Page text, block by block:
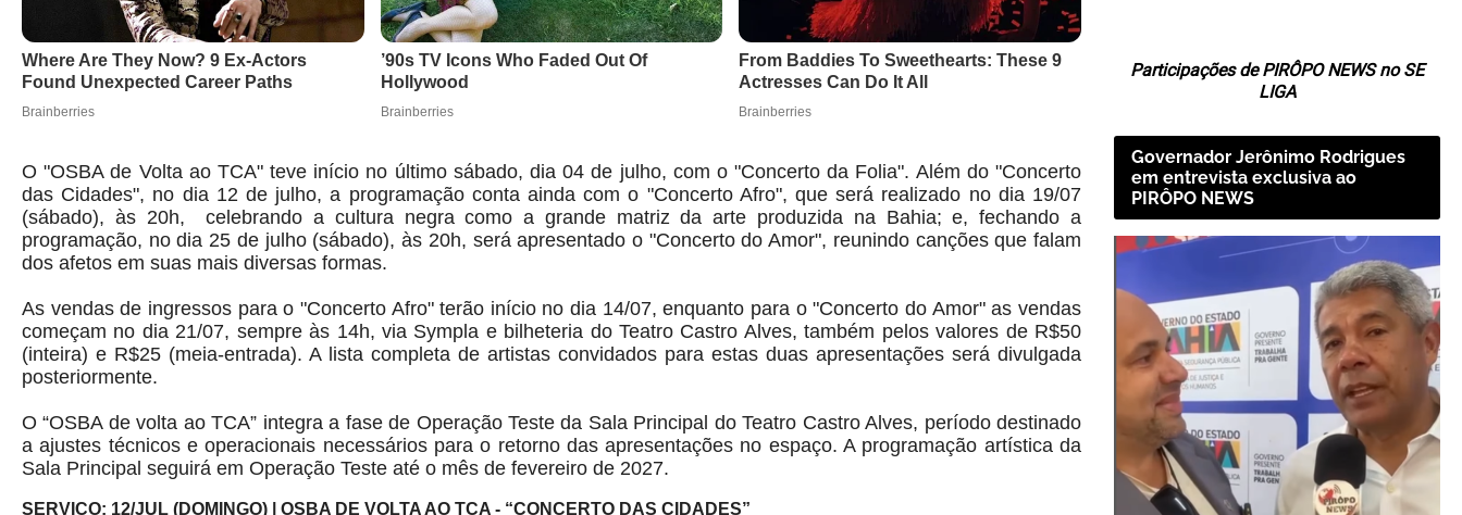
O "OSBA de Volta ao TCA" teve início no último sábado, dia 04 de julho, com o "Concerto da Folia". Além do "Concerto
das Cidades", no dia 12 de julho, a programação conta ainda com o "Concerto Afro", que será realizado no dia 19/07
(sábado), às 20h, celebrando a cultura negra como a grande matriz da arte produzida na Bahia; e, fechando a
programação, no dia 25 de julho (sábado), às 20h, será apresentado o "Concerto do Amor", reunindo canções que falam
dos afetos em suas mais diversas formas.
As vendas de ingressos para o "Concerto Afro" terão início no dia 14/07, enquanto para o "Concerto do Amor" as vendas
começam no dia 21/07, sempre às 14h, via Sympla e bilheteria do Teatro Castro Alves, também pelos valores de R$50
(inteira) e R$25 (meia-entrada). A lista completa de artistas convidados para estas duas apresentações será divulgada
posteriormente.
O “OSBA de volta ao TCA” integra a fase de Operação Teste da Sala Principal do Teatro Castro Alves, período destinado
a ajustes técnicos e operacionais necessários para o retorno das apresentações no espaço. A programação artística da
Sala Principal seguirá em Operação Teste até o mês de fevereiro de 2027.
SERVIÇO: 12/JUL (DOMINGO) | OSBA DE VOLTA AO TCA - “CONCERTO DAS CIDADES”
Participações de PIRÔPO NEWS no SE
LIGA
Governador Jerônimo Rodrigues
em entrevista exclusiva ao
PIRÔPO NEWS